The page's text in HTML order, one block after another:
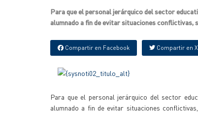
Para que el personal jerárquico del sector
alumnado a fin de evitar situaciones conflictivas,
Compartir en Facebook Compartir en X
Para que el personal jerárquico del sector
alumnado a fin de evitar situaciones